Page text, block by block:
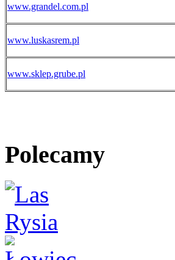
www.grandel.com.pl
www.luskasrem.pl
www.sklep.grube.pl
Polecamy